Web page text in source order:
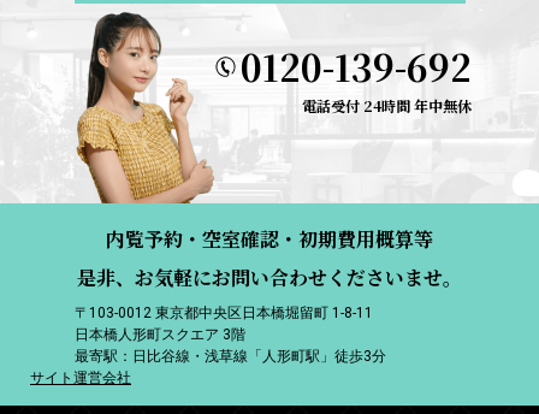
0120-139-692
電話受付 24時間 年中無休
内覧予約・空室確認・初期費用概算等
是非、お気軽にお問い合わせくださいませ。
〒103-0012 東京都中央区日本橋堀留町 1-8-11
日本橋人形町スクエア 3階
最寄駅：日比谷線・浅草線「人形町駅」徒歩3分
サイト運営会社